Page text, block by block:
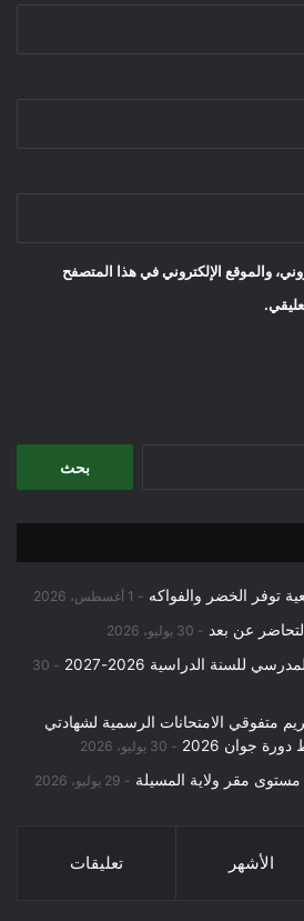
والموقع الإلكتروني في هذا المتصفح
توفر الخضر والفواكه 1 أغسطس، 2026
عن بعد 30 يوليو، 2026
للسنة الدراسية 2026-2027
30
متفوقي الامتحانات الرسمية لشهادتي
جوان 2026
30 يوليو، 2026
مستوى مقر ولاية المسيلة 29 يوليو، 2026
الأشهر تعليقات